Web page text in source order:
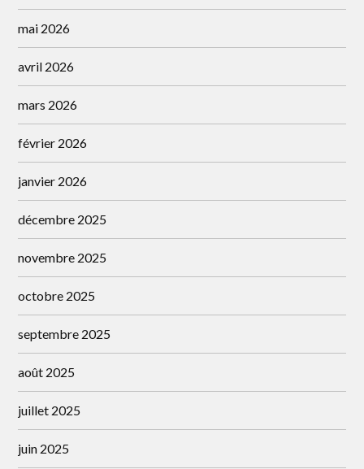
mai 2026
avril 2026
mars 2026
février 2026
janvier 2026
décembre 2025
novembre 2025
octobre 2025
septembre 2025
août 2025
juillet 2025
juin 2025